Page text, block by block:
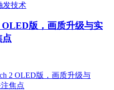
版，画质升级与实
点